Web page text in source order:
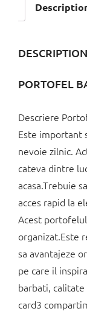
DESCRIPTION
PORTOFEL
Descriere
Este important
nevoie zilnic.
cateva dintre
acasa.Trebuie
acces rapid la
Acest
organizat.Este
sa avantajeze
pe care il
barbati,
card3